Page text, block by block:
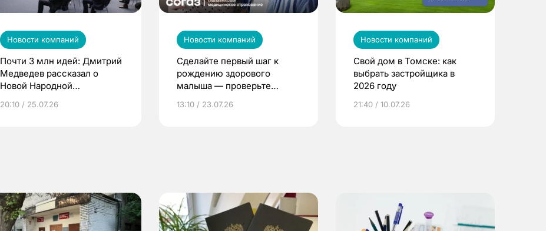
Новости компаний
Почти 3 млн идей: Дмитрий
Медведев рассказал о
Новой Народной
20:10 / 25.07.26
Новости компаний
Сделайте первый шаг к
рождению здорового
малыша — проверьте
по ОМС!
13:10 / 23.07.26
Новости компаний
Свой дом в Томске: как
выбрать застройщика в
2026 году
21:40 / 10.07.26